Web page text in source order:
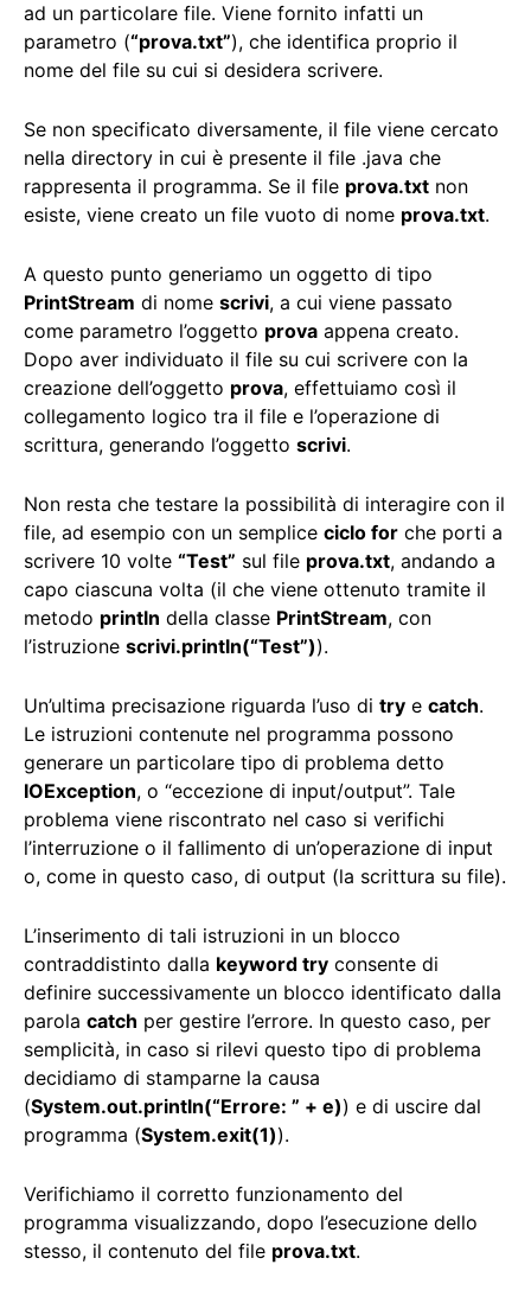
ad un particolare file. Viene fornito infatti un
parametro (“prova.txt”), che identifica proprio il
nome del file su cui si desidera scrivere.
Se non specificato diversamente, il file viene cercato
nella directory in cui è presente il file .java che
rappresenta il programma. Se il file prova.txt non
esiste, viene creato un file vuoto di nome prova.txt.
A questo punto generiamo un oggetto di tipo
PrintStream di nome scrivi, a cui viene passato
come parametro l’oggetto prova appena creato.
Dopo aver individuato il file su cui scrivere con la
creazione dell’oggetto prova, effettuiamo così il
collegamento logico tra il file e l’operazione di
scrittura, generando l’oggetto scrivi.
Non resta che testare la possibilità di interagire con il
file, ad esempio con un semplice ciclo for che porti a
scrivere 10 volte “Test” sul file prova.txt, andando a
capo ciascuna volta (il che viene ottenuto tramite il
metodo println della classe PrintStream, con
l’istruzione scrivi.println(“Test”)).
Un’ultima precisazione riguarda l’uso di try e catch.
Le istruzioni contenute nel programma possono
generare un particolare tipo di problema detto
IOException, o “eccezione di input/output”. Tale
problema viene riscontrato nel caso si verifichi
l’interruzione o il fallimento di un’operazione di input
o, come in questo caso, di output (la scrittura su file).
L’inserimento di tali istruzioni in un blocco
contraddistinto dalla keyword try consente di
definire successivamente un blocco identificato dalla
parola catch per gestire l’errore. In questo caso, per
semplicità, in caso si rilevi questo tipo di problema
decidiamo di stamparne la causa
(System.out.println(“Errore: ” + e)) e di uscire dal
programma (System.exit(1)).
Verifichiamo il corretto funzionamento del
programma visualizzando, dopo l’esecuzione dello
stesso, il contenuto del file prova.txt.